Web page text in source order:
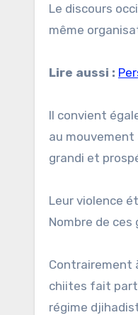
Le discours
même
Lire aussi :
Il convient
au mouvement
grandi et
Leur violence
Nombre de ces
Contrairement
chiites fait
régime